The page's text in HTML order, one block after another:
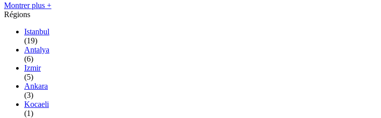
Montrer plus +
Régions
Istanbul
(19)
Antalya
(6)
Izmir
(5)
Ankara
(3)
Kocaeli
(1)